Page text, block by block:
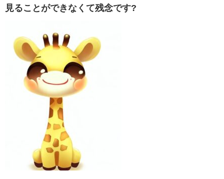
見ることができなくて残念です?